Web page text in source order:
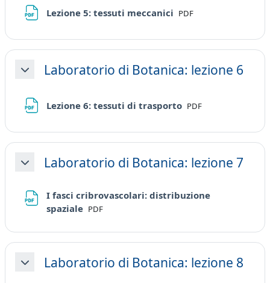
Lezione 5: tessuti meccanici File
PDF
MinimizzaLaboratorio di Botanica: lezione 6
Lezione 6: tessuti di trasporto File
PDF
MinimizzaLaboratorio di Botanica: lezione 7
I fasci cribrovascolari: distribuzione
spaziale File
PDF
MinimizzaLaboratorio di Botanica: lezione 8